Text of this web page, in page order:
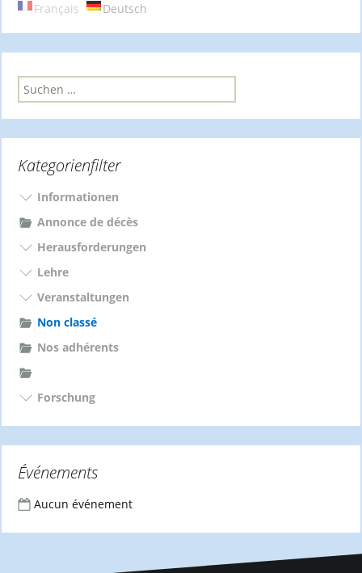
Français Deutsch
S
u
n
a
h
:
Kategorienfilter
Informationen
Annonce de décès
Herausforderungen
Lehre
Veranstaltungen
Non classé
Nos adhérents
Forschung
Événements
Aucun événement